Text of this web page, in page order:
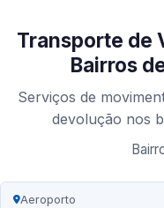
Transporte de
Bairros
Serviços de
devolução nos
Aeroporto